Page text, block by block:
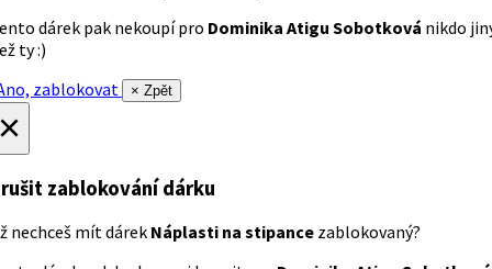
dárek pak nekoupí pro Dominika Atigu Sobotková nikdo
ty :)
zablokovat
× Zpět
zablokování dárku
nechceš mít dárek Náplasti na stipance zablokovaný?